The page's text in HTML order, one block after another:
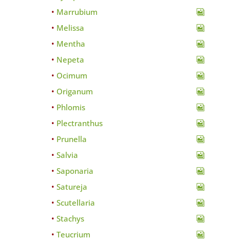
Marrubium
Melissa
Mentha
Nepeta
Ocimum
Origanum
Phlomis
Plectranthus
Prunella
Salvia
Saponaria
Satureja
Scutellaria
Stachys
Teucrium